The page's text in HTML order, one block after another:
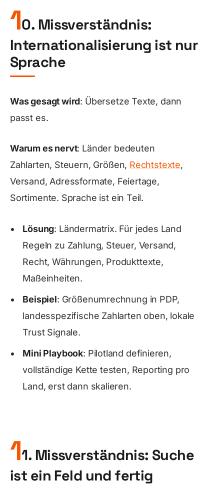
10. Missverständnis:
Internationalisierung ist nur
Sprache
Was gesagt wird: Übersetze Texte, dann
passt es.
Warum es nervt: Länder bedeuten
Zahlarten, Steuern, Größen, Rechtstexte,
Versand, Adressformate, Feiertage,
Sortimente. Sprache ist ein Teil.
Lösung: Ländermatrix. Für jedes Land
Regeln zu Zahlung, Steuer, Versand,
Recht, Währungen, Produkttexte,
Maßeinheiten.
Beispiel: Größenumrechnung in PDP,
landesspezifische Zahlarten oben, lokale
Trust Signale.
Mini Playbook: Pilotland definieren,
vollständige Kette testen, Reporting pro
Land, erst dann skalieren.
11. Missverständnis: Suche
ist ein Feld und fertig